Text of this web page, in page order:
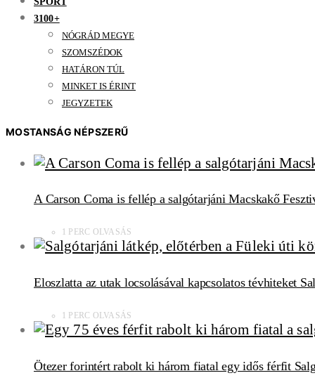
3100+
NÓGRÁD MEGYE
SZOMSZÉDOK
HATÁRON TÚL
MINKET IS ÉRINT
JEGYZETEK
MOSTANSÁG NÉPSZERŰ
A Carson Coma is fellép a salgótarjáni Macskakő
1 PERC OLVASÁS
Eloszlatta az utak locsolásával kapcsolatos tévhiteket
1 PERC OLVASÁS
Ötezer forintért rabolt ki három fiatal egy idős férfit